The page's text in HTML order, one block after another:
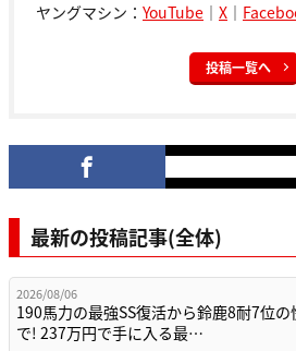
ヤングマシン： YouTube ｜ X ｜
投稿一覧へ
最新の投稿記事(全体)
2026/08/06
190馬力の最強SS復活から鈴鹿8耐7位の
で! 237万円で手に入る最…